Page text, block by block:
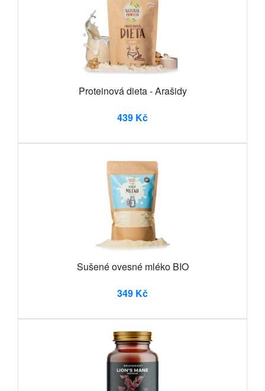
Proteinová dieta - Arašidy
439 Kč
Sušené ovesné mléko BIO
349 Kč